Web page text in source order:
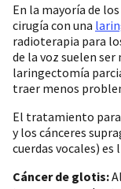
En la mayoría de
cirugía con una
radioterapia para
de la voz suelen
laringectomía
traer menos
El tratamiento para
y los cánceres
cuerdas vocales)
Cáncer de glotis: